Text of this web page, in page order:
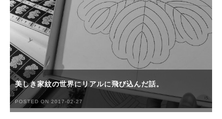
美しき家紋の世界にリアルに飛び込んだ話。
POSTED ON 2017-02-27